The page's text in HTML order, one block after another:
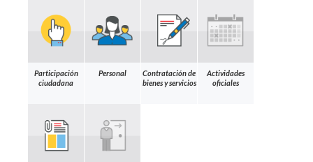
Participación
ciudadana
Personal
Contratación de
bienes y servicios
Actividades
oficiales